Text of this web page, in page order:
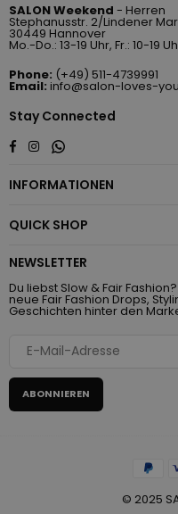
SALON Weekend - Herren
Stephanusstr. 2/Lindener
30449 Hannover
Mo.-Do.: 13-19 Uhr, Fr.: 10-19
Phone: (+49) 511-4739991
Email: info@salon-loves-
Stay Connected
Facebook
InstagramWhatsapp
INFORMATIONEN
QUICK SHOP
NEWSLETTER
Du liebst Slow & Fair
neue Fair Fashion Drops,
Geschichten hinter den
ABONNIEREN
© 2025